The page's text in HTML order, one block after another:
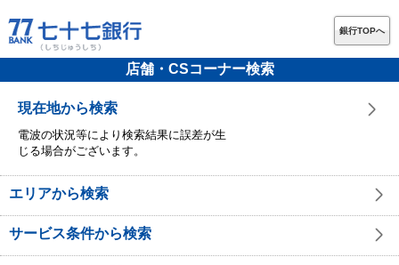
銀行TOPへ
店舗・CSコーナー検索
現在地から検索
電波の状況等により検索結果に誤差が生
じる場合がございます。
エリアから検索
サービス条件から検索